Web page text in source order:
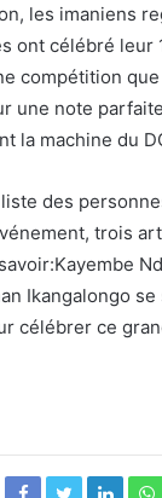
les imaniens
ont célébré leur
compétition
une note
la machine du
des
trois
Ikangalongo
célébrer ce